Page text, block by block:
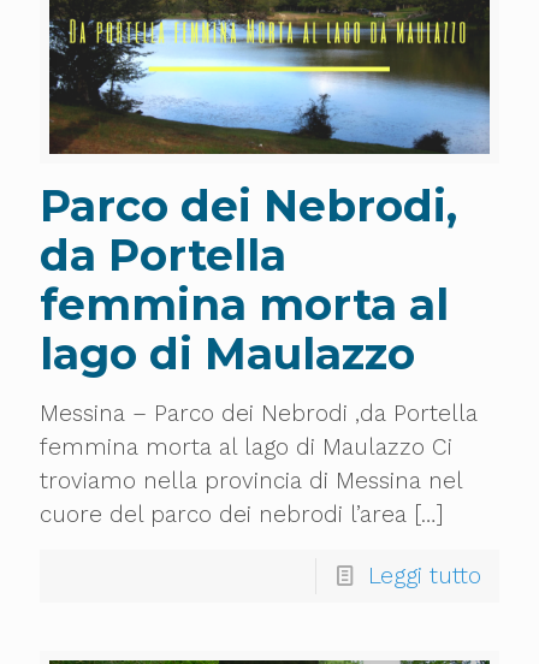
Parco dei Nebrodi,
da Portella
femmina morta al
lago di Maulazzo
Messina – Parco dei Nebrodi ,da Portella
femmina morta al lago di Maulazzo Ci
troviamo nella provincia di Messina nel
cuore del parco dei nebrodi l’area […]
Leggi tutto